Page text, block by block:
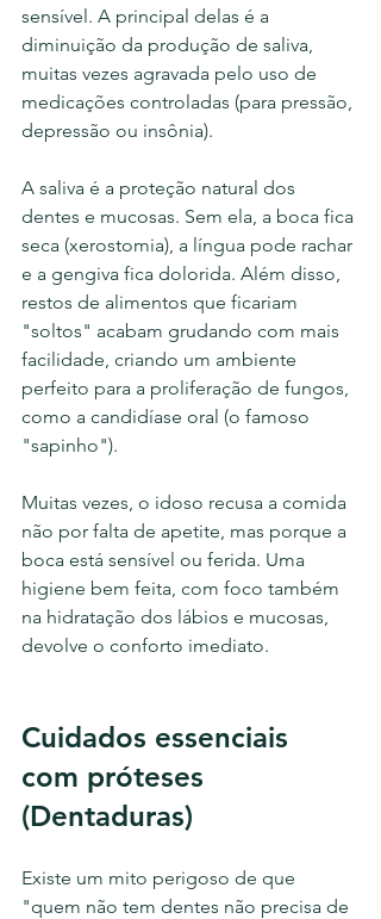
sensível. A principal delas é a
diminuição da produção de saliva,
muitas vezes agravada pelo uso de
medicações controladas (para pressão,
depressão ou insônia).
A saliva é a proteção natural dos
dentes e mucosas. Sem ela, a boca fica
seca (xerostomia), a língua pode rachar
e a gengiva fica dolorida. Além disso,
restos de alimentos que ficariam
"soltos" acabam grudando com mais
facilidade, criando um ambiente
perfeito para a proliferação de fungos,
como a candidíase oral (o famoso
"sapinho").
Muitas vezes, o idoso recusa a comida
não por falta de apetite, mas porque a
boca está sensível ou ferida. Uma
higiene bem feita, com foco também
na hidratação dos lábios e mucosas,
devolve o conforto imediato.
Cuidados essenciais
com próteses
(Dentaduras)
Existe um mito perigoso de que
"quem não tem dentes não precisa de